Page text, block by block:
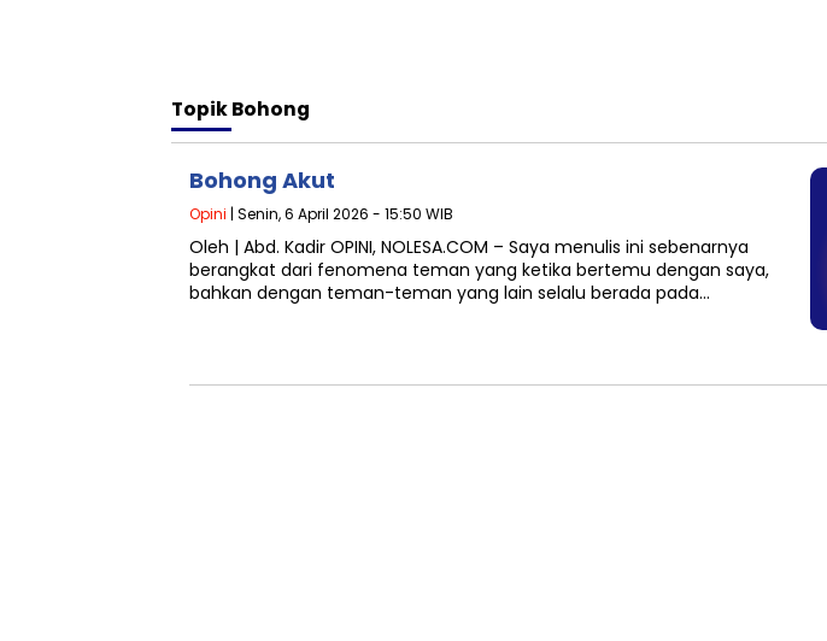
TopikBohong
Bohong Akut
Opini | Senin, 6 April 2026 - 15:50 WIB
Oleh | Abd. Kadir OPINI, NOLESA.COM – Saya menulis ini sebenarnya
berangkat dari fenomena teman yang ketika bertemu dengan saya,
bahkan dengan teman-teman yang lain selalu berada pada…